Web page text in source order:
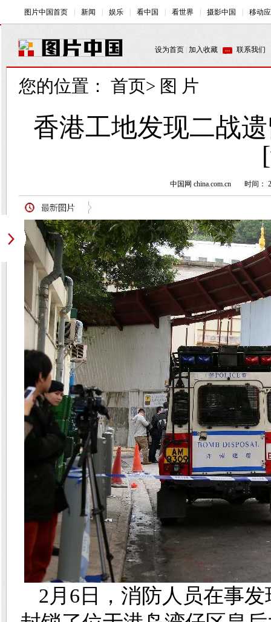
您的位置： 首页> 图 片
香港工地发现二战
中国网 china.com.cn 时间：
2月6日，消防人员在事